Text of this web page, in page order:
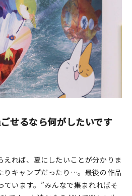
せるなら何がしたいです
えれば、夏にしたいことが分かりま
りキャンプだったり…。最後の作品
ています。”みんなで集まれればそ